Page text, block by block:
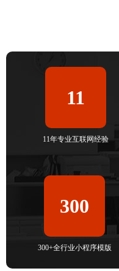
11
11年专业互联网经验
300
300+全行业小程序模版